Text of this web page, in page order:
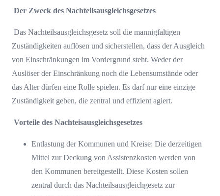
Der Zweck des Nachteilsausgleichsgesetzes
Das Nachteilsausgleichsgesetz soll die mannigfaltigen
Zuständigkeiten auflösen und sicherstellen, dass der Ausgleich
von Einschränkungen im Vordergrund steht. Weder der
Auslöser der Einschränkung noch die Lebensumstände oder
das Alter dürfen eine Rolle spielen. Es darf nur eine einzige
Zuständigkeit geben, die zentral und effizient agiert.
Vorteile des Nachteisausgleichsgesetzes
Entlastung der Kommunen und Kreise: Die derzeitigen
Mittel zur Deckung von Assistenzkosten werden von
den Kommunen bereitgestellt. Diese Kosten sollen
zentral durch das Nachteilsausgleichgesetz zur